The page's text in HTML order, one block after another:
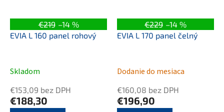
€219 –14 %
EVIA L 160 panel rohový
Skladom
€153,09 bez DPH
€188,30
€229 –14 %
EVIA L 170 panel čelný
Dodanie do mesiaca
€160,08 bez DPH
€196,90